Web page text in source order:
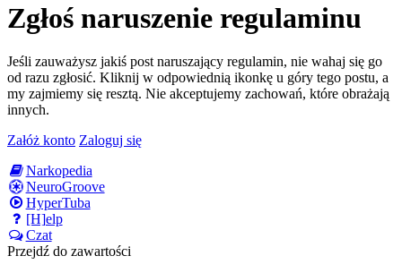
Zgłoś naruszenie regulaminu
Jeśli zauważysz jakiś post naruszający regulamin, nie wahaj się go
od razu zgłosić. Kliknij w odpowiednią ikonkę u góry tego postu, a
my zajmiemy się resztą. Nie akceptujemy zachowań, które obrażają
innych.
Załóż konto Zaloguj się
Narkopedia
NeuroGroove
HyperTuba
[H]elp
Czat
Przejdź do zawartości